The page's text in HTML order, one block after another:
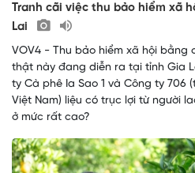
Tranh cãi việc thu bảo hiểm xã
Lai
VOV4 - Thu bảo hiểm xã hội bằng
thật này đang diễn ra tại tỉnh Gia
ty Cà phê Ia Sao 1 và Công ty 706
Việt Nam) liệu có trục lợi từ người
ở mức rất cao?